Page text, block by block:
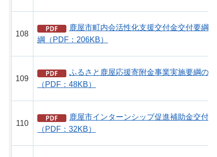
108
鹿屋市町内会活性化支援交付金交付要綱
綱（PDF：206KB）
109
ふるさと鹿屋応援寄附金事業実施要綱の
（PDF：48KB）
110
鹿屋市インターンシップ促進補助金交付
（PDF：32KB）